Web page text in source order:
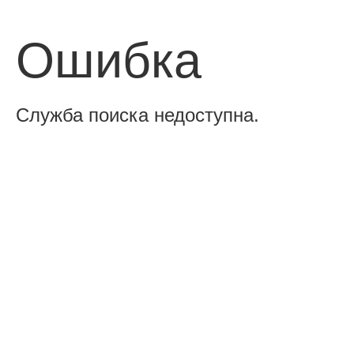
Ошибка
Служба поиска недоступна.